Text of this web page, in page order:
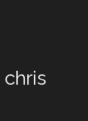
chris